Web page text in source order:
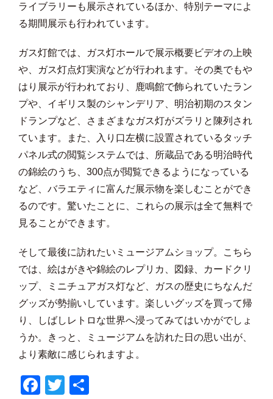
ライブラリーも展示されているほか、特別テーマによ
る期間展示も行われています。
ガス灯館では、ガス灯ホールで展示概要ビデオの上映
や、ガス灯点灯実演などが行われます。その奥でもや
はり展示が行われており、鹿鳴館で飾られていたラン
プや、イギリス製のシャンデリア、明治初期のスタン
ドランプなど、さまざまなガス灯がズラリと陳列され
ています。また、入り口左横に設置されているタッチ
パネル式の閲覧システムでは、所蔵品である明治時代
の錦絵のうち、300点が閲覧できるようになっている
など、バラエティに富んだ展示物を楽しむことができ
るのです。驚いたことに、これらの展示は全て無料で
見ることができます。
そして最後に訪れたいミュージアムショップ。こちら
では、絵はがきや錦絵のレプリカ、図録、カードクリ
ップ、ミニチュアガス灯など、ガスの歴史にちなんだ
グッズが勢揃いしています。楽しいグッズを買って帰
り、しばしレトロな世界へ浸ってみてはいかがでしょ
うか。きっと、ミュージアムを訪れた日の思い出が、
より素敵に感じられますよ。
Facebook
Twitter